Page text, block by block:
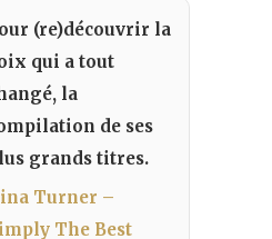
(re)découvrir la
qui a tout
la
de ses
grands titres.
Turner –
The Best